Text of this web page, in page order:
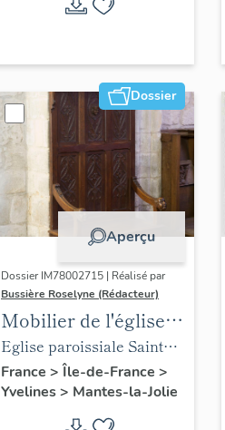
Dossier
Aperçu
Dossier IM78002715 | Réalisé par
Bussière Roselyne (Rédacteur)
Mobilier de l'église
Sainte-Anne de
Gassicourt
Eglise paroissiale Sainte-
Anne
France > Île-de-France >
Yvelines> Mantes-la-Jolie